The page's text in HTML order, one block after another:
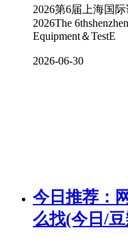
2026第6届上海国
2026The
Equipment＆TestE
2026-06-30
今日推荐：
么找(今日/